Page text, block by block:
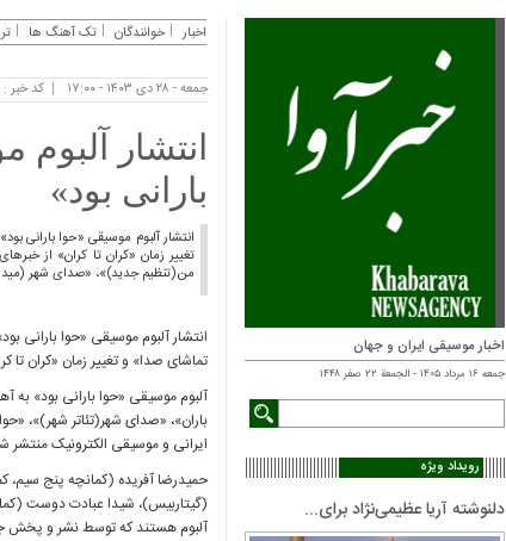
اخبار موسیقی ایران و جهان
جمعه ۱۶ مرداد ۱۴۰۵ - الجمعة ۲۲ صفر ۱۴۴۸
رویداد ویژه
دلنوشته آریا عظیمی‌نژاد برای...
اخبار خوانندگان تک آهنگ ها
جمعه - ۲۸ دی ۱۴۰۳ - ۱۷:۰۰ کد خبر : ۲۶۲۲۵
انتشار
بارانی بود»
انتشار آلبوم موسیقی «حوا بارانی
من(تنظیم جدید)»، «صدای شهر
انتشار آلبوم موسیقی «حوا بارانی
تماشای صدا» و تغییر زمان «کران
باران»، «صدای شهر(تئاتر شهر)»،
ایرانی و موسیقی الکترونیک
حمیدرضا آفریده (کمانچه پنج سیم،
(گیتاربیس)، شیدا عبادت دوست
آلبوم هستند که توسط نشر و پخش